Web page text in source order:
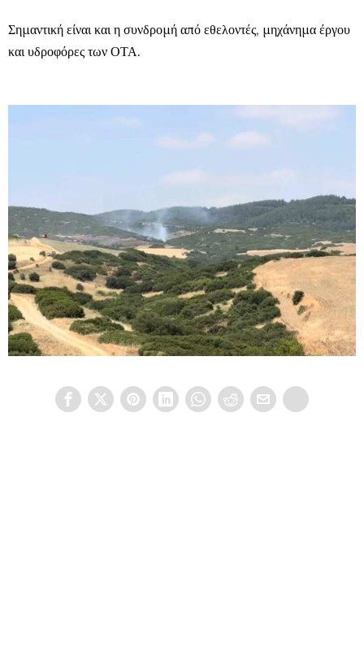
Σημαντική είναι και η συνδρομή από εθελοντές, μηχάνημα έργου
και υδροφόρες των ΟΤΑ.